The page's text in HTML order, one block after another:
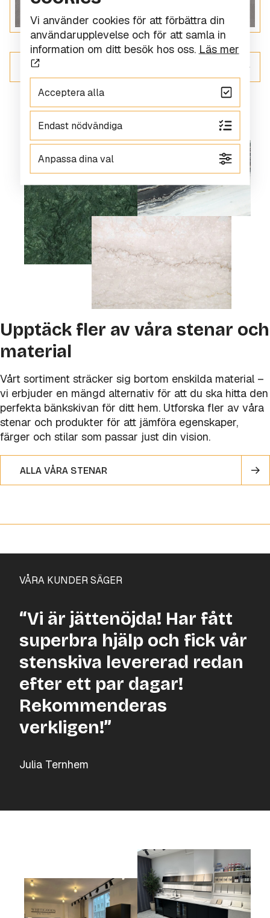
ALLT INOM KERAMIK
Upptäck fler av våra stenar och
material
Vårt sortiment sträcker sig bortom enskilda material –
vi erbjuder en mängd alternativ för att du ska hitta den
perfekta bänkskivan för ditt hem. Utforska fler av våra
stenar och produkter för att jämföra egenskaper,
färger och stilar som passar just din vision.
ALLA VÅRA STENAR
VÅRA KUNDER SÄGER
“Vi är jättenöjda! Har fått
superbra hjälp och fick vår
stenskiva levererad redan
efter ett par dagar!
Rekommenderas
verkligen!”
Julia Ternhem
Vi använder cookies för att förbättra din
användarupplevelse och för att samla in
information om ditt besök hos oss. Läs mer
Acceptera alla
Endast nödvändiga
Anpassa dina val